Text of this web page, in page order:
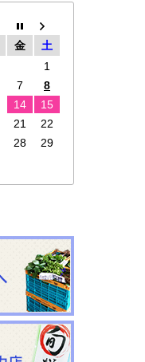
金
土
1
7
8
14
15
21
22
28
29